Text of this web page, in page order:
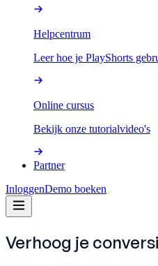
Helpcentrum
Leer hoe je PlayShorts
Online cursus
Bekijk onze tutorialvideo's
Partner
InloggenDemo boeken
Verhoog je